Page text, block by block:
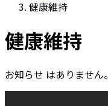
健康維持
健康維持
お知らせ はありません。